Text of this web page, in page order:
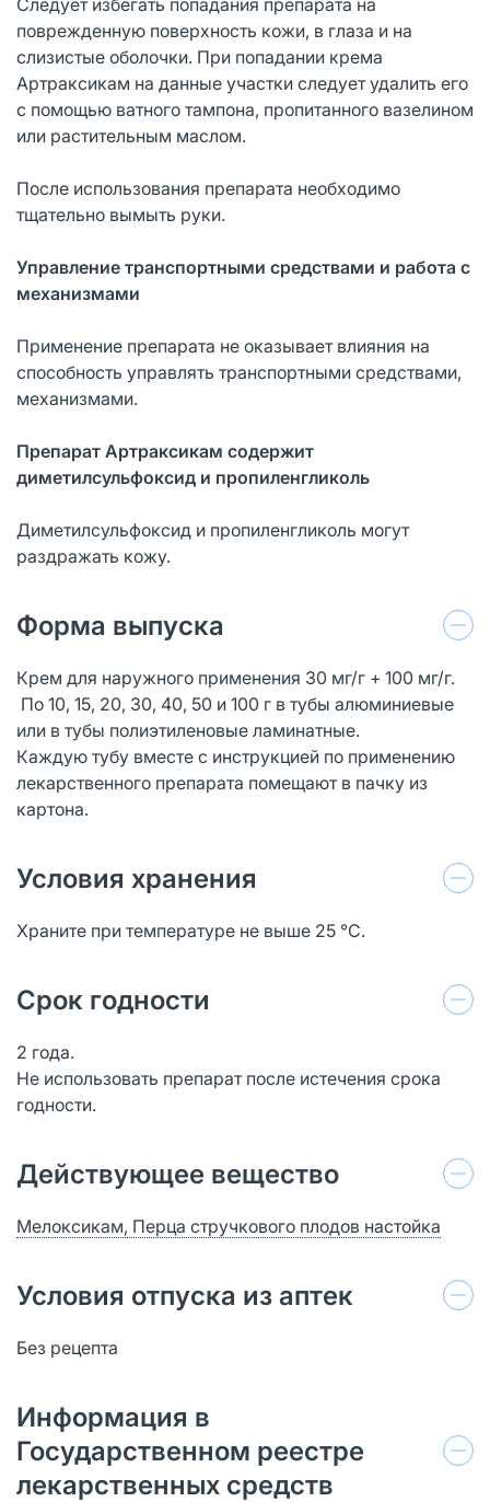
поврежденную поверхность кожи, в глаза и на
слизистые оболочки. При попадании крема
Артраксикам на данные участки следует удалить его
с помощью ватного тампона, пропитанного вазелином
или растительным маслом.
После использования препарата необходимо
тщательно вымыть руки.
Управление транспортными средствами и работа с
механизмами
Применение препарата не оказывает влияния на
способность управлять транспортными средствами,
механизмами.
Препарат Артраксикам содержит
диметилсульфоксид и пропиленгликоль
Диметилсульфоксид и пропиленгликоль могут
раздражать кожу.
Форма выпуска
Крем для наружного применения 30 мг/г + 100 мг/г.
По 10, 15, 20, 30, 40, 50 и 100 г в тубы алюминиевые
или в тубы полиэтиленовые ламинатные.
Каждую тубу вместе с инструкцией по применению
лекарственного препарата помещают в пачку из
картона.
Условия хранения
Храните при температуре не выше 25 °С.
Срок годности
2 года.
Не использовать препарат после истечения срока
годности.
Действующее вещество
Мелоксикам, Перца стручкового плодов настойка
Условия отпуска из аптек
Без рецепта
Информация в
Государственном реестре
лекарственных средств